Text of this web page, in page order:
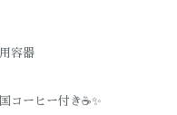
容器
コーヒー付き☕✨